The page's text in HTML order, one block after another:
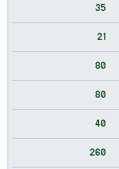
35
21
80
80
40
260